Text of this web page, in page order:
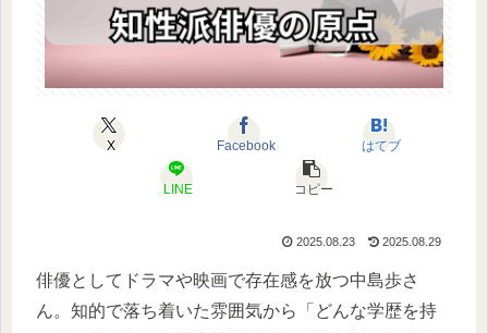
X Facebook はてブ
LINE コピー
2025.08.23 2025.08.29
俳優としてドラマや映画で存在感を放つ中島歩さ
ん。知的で落ち着いた雰囲気から「どんな学歴を持